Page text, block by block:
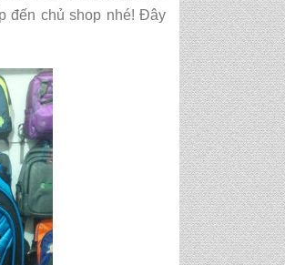
đến chủ shop nhé! Đây